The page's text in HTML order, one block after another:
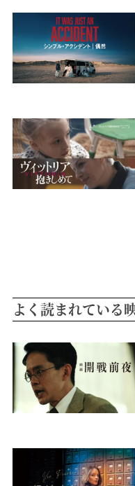
よく読まれている